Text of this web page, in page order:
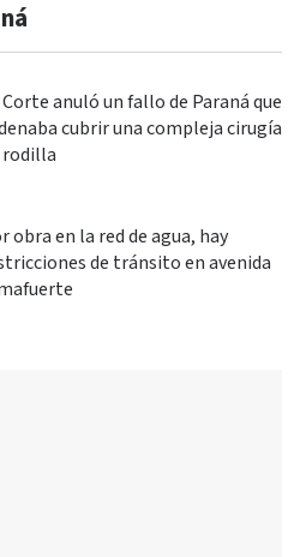
Corte anuló un fallo de Paraná que
cubrir una compleja cirugía
rodilla
obra en la red de agua, hay
de tránsito en avenida